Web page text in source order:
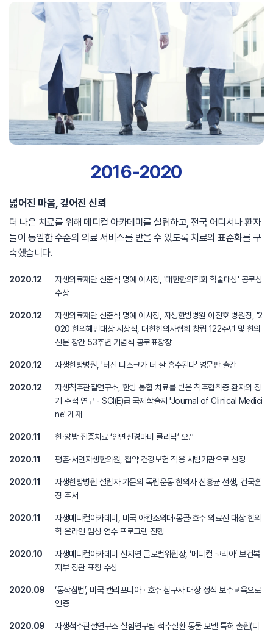
2016-2020
넓어진 마음, 깊어진 신뢰
더 나은 치료를 위해 메디컬 아카데미를 설립하고, 전국 어디서나 환자
들이 동일한 수준의 의료 서비스를 받을 수 있도록 치료의 표준화를 구
축했습니다.
2020.12
자생의료재단 신준식 명예 이사장, '대한한의학회 학술대상' 공로상
수상
2020.12
자생의료재단 신준식 명예 이사장, 자생한방병원 이진호 병원장, '2
020 한의혜민대상 시상식, 대한한의사협회 창립 122주년 및 한의
신문 창간 53주년 기념식 공로표창장
2020.12 자생한방병원, '터진 디스크가 더 잘 흡수된다' 영문판 출간
2020.12
자생척추관절연구소, 한방 통합 치료를 받은 척추협착증 환자의 장
기 추적 연구 - SCI(E)급 국제학술지 'Journal of Clinical Medici
ne' 게재
2020.11 한·양방 집중치료 ‘안면신경마비 클리닉’ 오픈
2020.11 평촌·서면자생한의원, 첩약 건강보험 적용 시범기관으로 선정
2020.11
자생한방병원 설립자 가문의 독립운동 한의사 신홍균 선생, 건국훈
장 추서
2020.11
자생메디컬아카데미, 미국 아칸소의대·몽골·호주 의료진 대상 한의
학 온라인 임상 연수 프로그램 진행
2020.10
자생메디컬아카데미 신지연 글로벌위원장, ‘메디컬 코리아’ 보건복
지부 장관 표창 수상
2020.09
‘동작침법’, 미국 캘리포니아 · 호주 침구사 대상 정식 보수교육으로
인증
2020.09
자생척추관절연구소 실험연구팀 척추질환 동물 모델 특허 출원(디